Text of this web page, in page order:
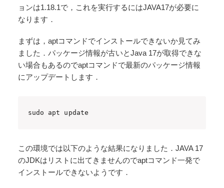
ョンは1.18.1で，これを実行するにはJAVA17が必要に
なります．
まずは，aptコマンドでインストールできないか見てみ
ました．パッケージ情報が古いとJava 17が取得できな
い場合もあるのでaptコマンドで最新のパッケージ情報
にアップデートします．
sudo apt update
この環境では以下のような結果になりました．JAVA 17
のJDKはリストに出てきませんのでaptコマンド一発で
インストールできないようです．